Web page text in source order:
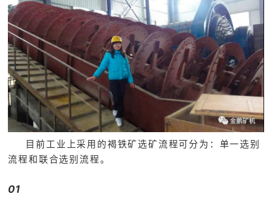
目前工业上采用的褐铁矿选矿流程可分为：单一选别
流程和联合选别流程。
01